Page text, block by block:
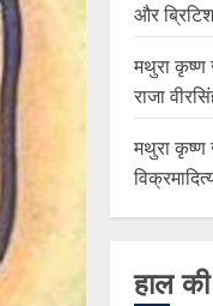
और
मथुरा कृष्ण
राजा
मथुरा कृष्ण
हाल की